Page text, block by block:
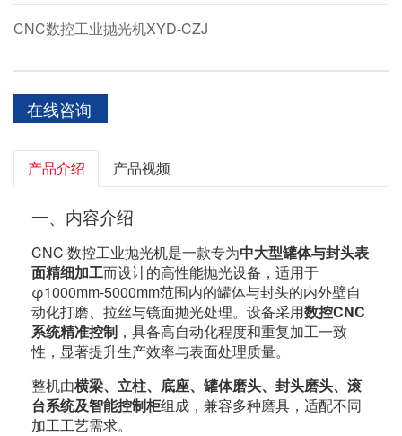
CNC数控工业抛光机XYD-CZJ
在线咨询
产品介绍 产品视频
一、内容介绍
CNC 数控工业抛光机是一款专为中大型罐体与封头表
面精细加工而设计的高性能抛光设备，适用于
φ1000mm-5000mm范围内的罐体与封头的内外壁自
动化打磨、拉丝与镜面抛光处理。设备采用数控CNC
系统精准控制 ，具备高自动化程度和重复加工一致
性，显著提升生产效率与表面处理质量。
整机由横梁、立柱、底座、罐体磨头、封头磨头、滚
台系统及智能控制柜组成，兼容多种磨具，适配不同
加工工艺需求。